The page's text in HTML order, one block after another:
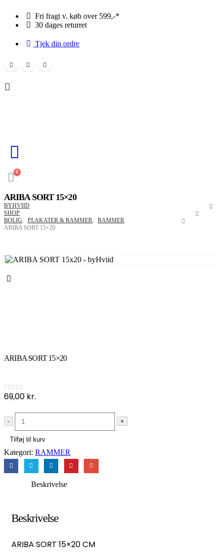
Fri fragt v. køb over 599,-*
30 dages returret
Tjek din ordre
0
ARIBA SORT 15×20
BYHVIID
SHOP
BOLIG, PLAKATER & RAMMER,
RAMMER
ARIBA SORT 15×20
ARIBA SORT 15×20
0out of 5
69,00 kr.
- +
Tilføj til kurv
Kategori: RAMMER
Beskrivelse
Beskrivelse
ARIBA SORT 15×20 CM